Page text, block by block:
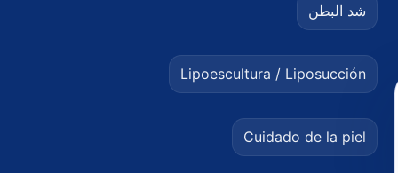
شد البطن
Lipoescultura / Liposucción
Cuidado de la piel